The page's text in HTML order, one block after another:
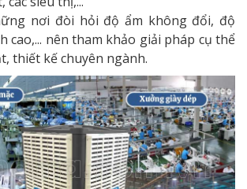
nơi đòi hỏi độ ẩm không đổi, độ
cao,... nên tham khảo giải pháp cụ thể
thiết kế chuyên ngành.